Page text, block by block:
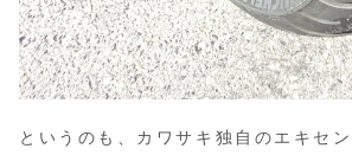
というのも、カワサキ独自のエキセ